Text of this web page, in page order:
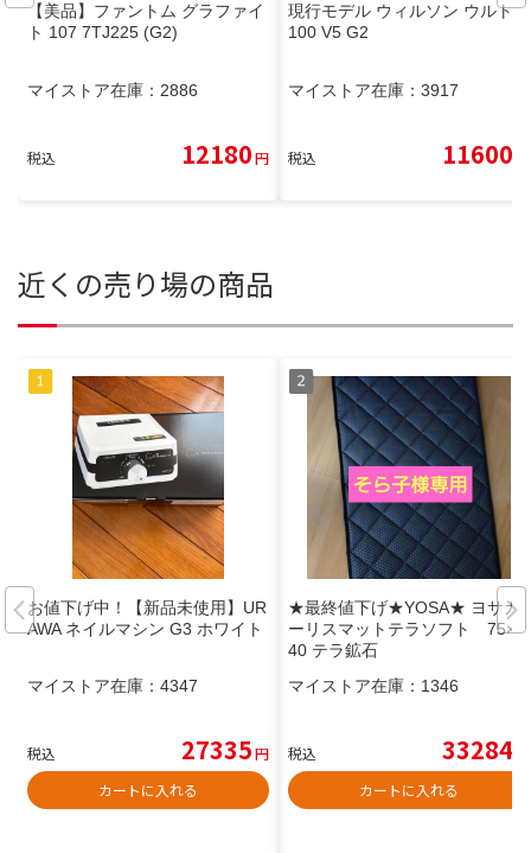
【美品】ファントム グラファイ
ト 107 7TJ225 (G2)
マイストア在庫： 2886
税込 12180円
現行モデル ウィルソン ウルトラ
100 V5 G2
マイストア在庫： 3917
税込 11600
近くの売り場の商品
お値下げ中！【新品未使用】UR
AWA ネイルマシン G3 ホワイト
マイストア在庫： 4347
税込 27335円
カートに入れる
★最終値下げ★YOSA★ ヨサカ
ーリスマットテラソフト 75×1
40 テラ鉱石
マイストア在庫： 1346
税込 33284
カートに入れる